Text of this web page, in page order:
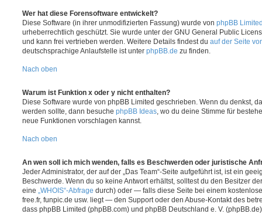
Wer hat diese Forensoftware entwickelt?
Diese Software (in ihrer unmodifizierten Fassung) wurde von phpBB
urheberrechtlich geschützt. Sie wurde unter der GNU General Public
und kann frei vertrieben werden. Weitere Details findest du auf der Seite
deutschsprachige Anlaufstelle ist unter phpBB.de zu finden.
Nach oben
Warum ist Funktion x oder y nicht enthalten?
Diese Software wurde von phpBB Limited geschrieben. Wenn du denkst,
werden sollte, dann besuche phpBB Ideas, wo du deine Stimme für
neue Funktionen vorschlagen kannst.
Nach oben
An wen soll ich mich wenden, falls es Beschwerden oder juristische
Jeder Administrator, der auf der „Das Team“-Seite aufgeführt ist, ist ein
Beschwerde. Wenn du so keine Antwort erhältst, solltest du den Besitzer
eine „WHOIS“-Abfrage durch) oder — falls diese Seite bei einem
free.fr, funpic.de usw. liegt — den Support oder den Abuse-Kontakt des
dass phpBB Limited (phpBB.com) und phpBB Deutschland e. V.